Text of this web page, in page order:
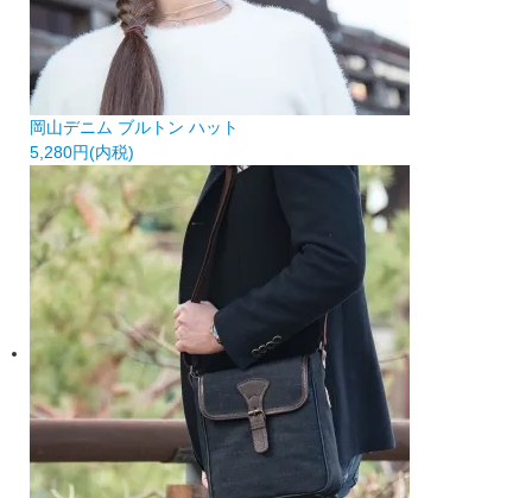
岡山デニム ブルトン ハット
5,280円(内税)